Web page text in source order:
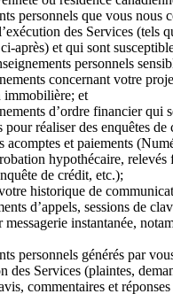
personnels que vous nous
des Services (tels
après) et qui sont
personnels
concernant votre
immobilière; et
d’ordre financier qui
pour réaliser des enquêtes de
acomptes et paiements
hypothécaire, relevés
de crédit, etc.);
historique de
d’appels, sessions de
messagerie instantanée,
personnels générés par
des Services (plaintes,
commentaires et réponses